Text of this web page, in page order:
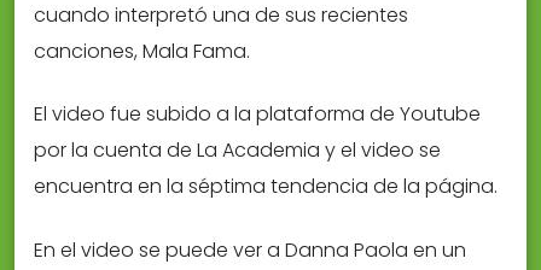
cuando interpretó una de sus recientes
canciones, Mala Fama.
El video fue subido a la plataforma de Youtube
por la cuenta de La Academia y el video se
encuentra en la séptima tendencia de la página.
En el video se puede ver a Danna Paola en un